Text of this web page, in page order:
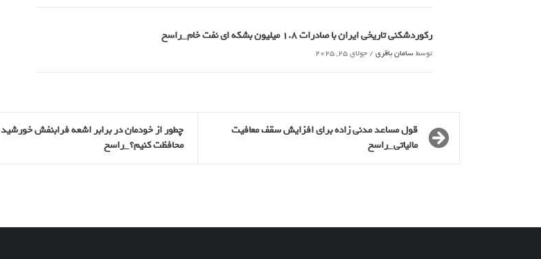
رکوردشکنی تاریخی ایران با صادرات 1.8 میلیون بشکه ای نفت خام_راسخ
توسطسامان باقری / جولای 25, 2025
قول مساعد مدنی زاده برای افزایش سقف معافیت
مالیاتی_راسخ
چطور از خودمان در برابر اشعه فرابنفش خورشید
محافظت کنیم؟_راسخ